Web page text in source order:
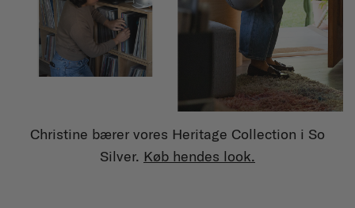
Christine bærer vores Heritage Collection i So
Silver. Køb hendes look.